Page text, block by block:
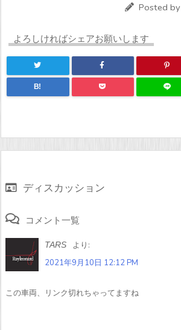
Posted by
よろしければシェアお願いします
B!
ディスカッション
コメント一覧
TARS
より:
2021年9月10日 12:12 PM
この車両、リンク切れちゃってますね